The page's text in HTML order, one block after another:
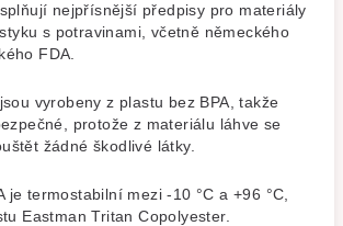
nejpřísnější předpisy pro materiály
s potravinami, včetně německého
FDA.
vyrobeny z plastu bez BPA, takže
protože z materiálu láhve se
žádné škodlivé látky.
je termostabilní mezi -10 °C a +96 °C,
Eastman Tritan Copolyester.